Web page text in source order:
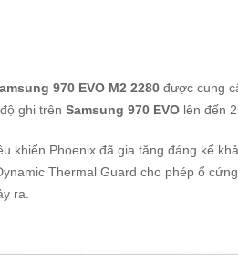
970 EVO M2 2280 được cung
ghi trên Samsung 970 EVO lên đến
khiển Phoenix đã gia tăng đáng kể
Thermal Guard cho phép ổ
ra.